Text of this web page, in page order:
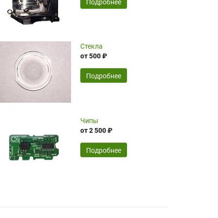
оптимизированной стоимости, чему
чрезмерно благодарны!)))
24.04.2026
широкий ассортимент ламп, как оригиналов,
так и аналогов.Быстрое оформление и
передача в доставку, приемлемые цены. Мне
понравилось.
Читать полностью
16.04.2026
Подробнее
Стекла
от 500 ₽
Подробнее
Чипы
от 2 500 ₽
Подробнее